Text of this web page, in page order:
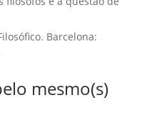
Barcelona:
mesmo(s)